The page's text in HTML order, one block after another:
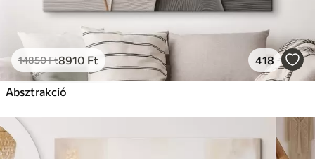
14850Ft8910 Ft 418
Absztrakció